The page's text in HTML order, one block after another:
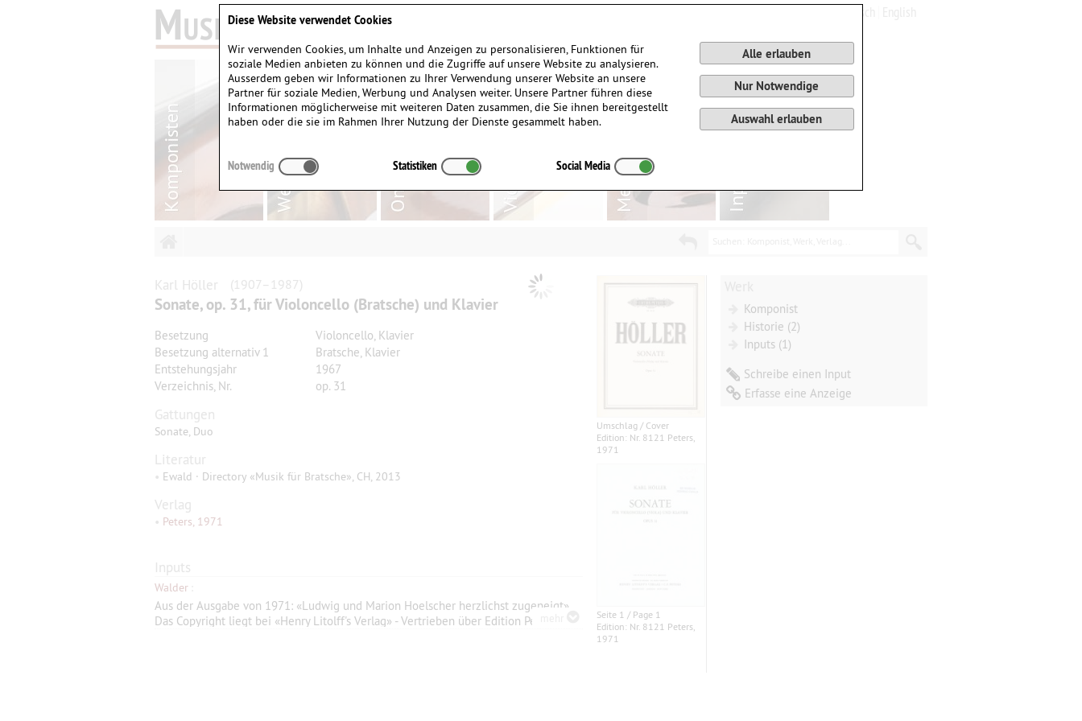
Karl Höller (1907–1987)
Sonate, op. 31, für Violoncello (Bratsche) und Klavier
Besetzung
Violoncello, Klavier
Besetzung alternativ 1
Bratsche, Klavier
Entstehungsjahr
1967
Verzeichnis, Nr.
op. 31
Gattungen
Sonate, Duo
Literatur
• Ewald · Directory «Musik für Bratsche», CH, 2013
Verlag
• Peters, 1971
Inputs
Walder
Aus der Ausgabe von 1971: «Ludwig und Marion Hoelscher herzlichst zugeneigt».
Das Copyright liegt bei «Henry Litolff's Verlag» - Vertrieben über Edition Peters.
Umschlag / Cover
Edition: Nr. 8121 Peters,
1971
Seite 1 / Page 1
Edition: Nr. 8121 Peters,
1971
Komponist
Historie (2)
Inputs (1)
Schreibe einen Input
Erfasse eine Anzeige
Diese Website verwendet Cookies
Wir verwenden Cookies, um Inhalte und Anzeigen zu personalisieren, Funktionen für
soziale Medien anbieten zu können und die Zugriffe auf unsere Website zu analysieren.
Ausserdem geben wir Informationen zu Ihrer Verwendung unserer Website an unsere
Partner für soziale Medien, Werbung und Analysen weiter. Unsere Partner führen diese
Informationen möglicherweise mit weiteren Daten zusammen, die Sie ihnen bereitgestellt
haben oder die sie im Rahmen Ihrer Nutzung der Dienste gesammelt haben.
Alle erlauben
Nur Notwendige
Auswahl erlauben
Notwendig Statistiken Social Media